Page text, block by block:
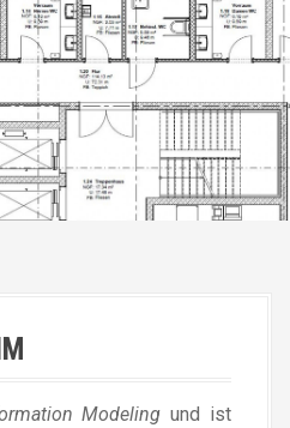
Modeling und ist